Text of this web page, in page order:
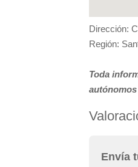
Dirección:
Región:
Toda
autónomos
Envía